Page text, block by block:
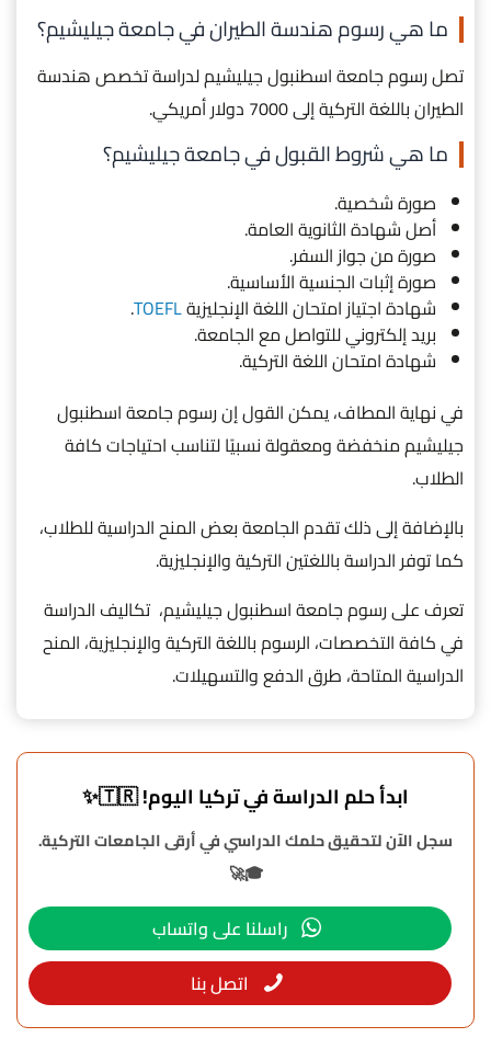
ما هي رسوم هندسة الطيران في جامعة جيليشيم؟
تصل رسوم جامعة اسطنبول جيليشيم لدراسة تخصص هندسة
الطيران باللغة التركية إلى 7000 دولار أمريكي.
ما هي شروط القبول في جامعة جيليشيم؟
صورة شخصية.
أصل شهادة الثانوية العامة.
صورة من جواز السفر.
صورة إثبات الجنسية الأساسية.
شهادة اجتياز امتحان اللغة الإنجليزيةTOEFL
.
بريد إلكتروني للتواصل مع الجامعة.
شهادة امتحان اللغة التركية.
في نهاية المطاف، يمكن القول إنرسوم جامعة اسطنبول
جيليشيم منخفضة ومعقولة نسبيًا لتناسب احتياجات كافة
الطلاب.
بالإضافة إلى ذلك تقدم الجامعة بعض المنح الدراسية للطلاب،
كما توفر الدراسة باللغتين التركية والإنجليزية.
تعرف على رسوم جامعة اسطنبول جيليشيم، تكاليف الدراسة
في كافة التخصصات، الرسوم باللغة التركية والإنجليزية، المنح
الدراسية المتاحة، طرق الدفع والتسهيلات.
ابدأ حلم الدراسة في تركيا اليوم! 🇹🇷✨
سجل الآن لتحقيق حلمك الدراسي في أرقى الجامعات التركية.
🎓🚀
راسلنا على واتساب
اتصل بنا